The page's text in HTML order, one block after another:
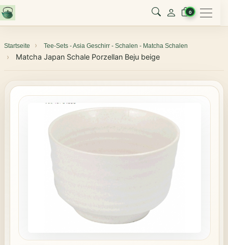
0 Menu
Startseite Tee-Sets - Asia Geschirr - Schalen - Matcha Schalen
Matcha Japan Schale Porzellan Beju beige